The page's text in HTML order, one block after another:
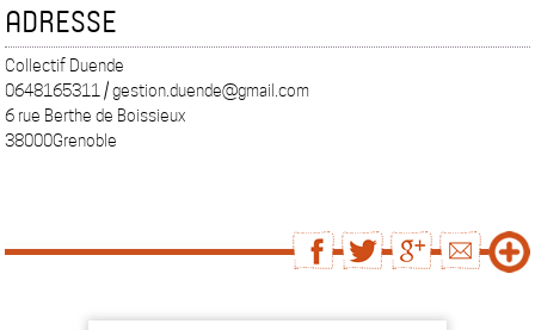
ADRESSE
Collectif Duende
0648165311 / gestion.duende@gmail.com
6 rue Berthe de Boissieux
38000Grenoble